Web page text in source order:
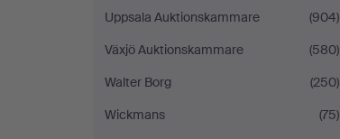
Uppsala Auktionskammare
(904)
Växjö Auktionskammare
(580)
Walter Borg
(250)
Wickmans
(75)